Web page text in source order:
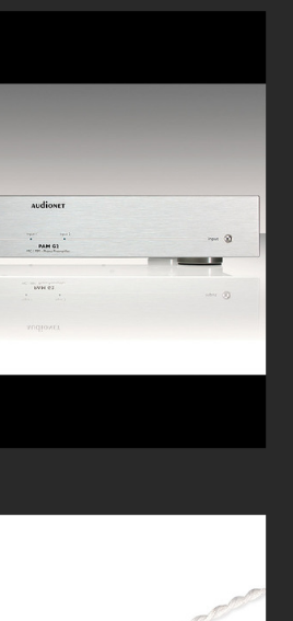
的導體，且各自有其獨立屏